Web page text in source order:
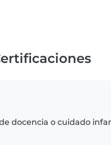
docencia o cuidado